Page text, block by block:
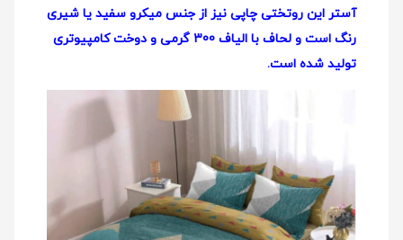
آستر این روتختی چاپی نیز از جنس میکرو سفید یا شیری
رنگ است و لحاف با الیاف 300 گرمی و دوخت کامپیوتری
تولید شده است.